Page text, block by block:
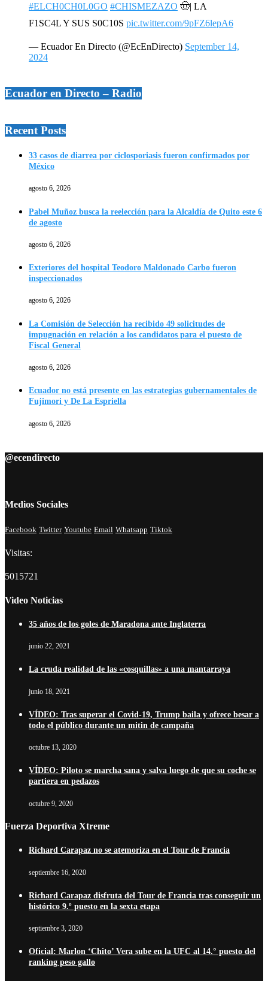
#ELCH0CH0L0GO #CHISMEZAZO 🤠| LA
F1SC4L Y SUS S0C10S pic.twitter.com/9pFZ6lepA6
— Ecuador En Directo (@EcEnDirecto) September 14,
2024
Ecuador en Directo – Radio
Recent Posts
33 casos de diarrea por ciclosporiasis fueron confirmados por
México
agosto 6, 2026
Pabel Muñoz busca la reelección para la Alcaldía de Quito este 6
de agosto
agosto 6, 2026
Exteriores del hospital Teodoro Maldonado Carbo fueron
inspeccionados
agosto 6, 2026
La Comisión de Selección ha recibido 49 solicitudes de
impugnación en relación a los candidatos para el puesto de
Fiscal General
agosto 6, 2026
Ecuador no está presente en las estrategias gubernamentales de
Fujimori y De La Espriella
agosto 6, 2026
@ecendirecto
Medios Sociales
Facebook Twitter Youtube Email Whatsapp Tiktok
Visitas:
5015721
Video Noticias
35 años de los goles de Maradona ante Inglaterra
junio 22, 2021
La cruda realidad de las «cosquillas» a una mantarraya
junio 18, 2021
VÍDEO: Tras superar el Covid-19, Trump baila y ofrece besar a
todo el público durante un mitin de campaña
octubre 13, 2020
VÍDEO: Piloto se marcha sana y salva luego de que su coche se
partiera en pedazos
octubre 9, 2020
Fuerza Deportiva Xtreme
Richard Carapaz no se atemoriza en el Tour de Francia
septiembre 16, 2020
Richard Carapaz disfruta del Tour de Francia tras conseguir un
histórico 9.º puesto en la sexta etapa
septiembre 3, 2020
Oficial: Marlon ‘Chito’ Vera sube en la UFC al 14.° puesto del
ranking peso gallo